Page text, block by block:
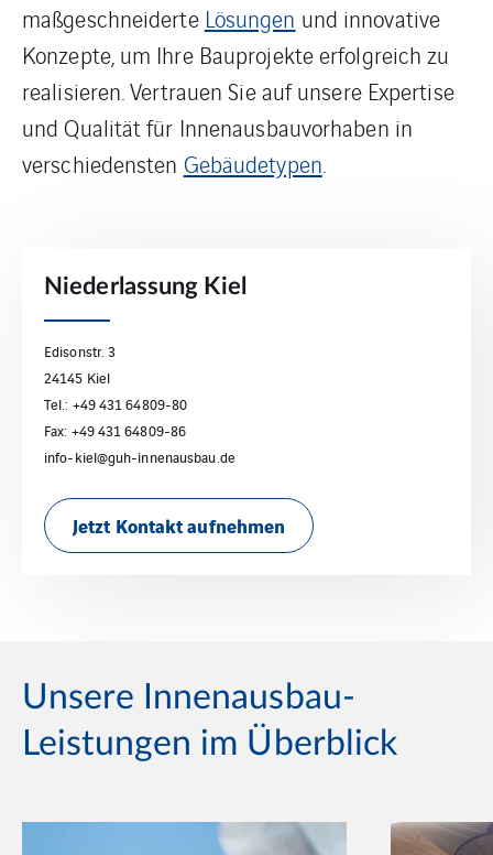
maßgeschneiderte Lösungen und innovative
Konzepte, um Ihre Bauprojekte erfolgreich zu
realisieren. Vertrauen Sie auf unsere Expertise
und Qualität für Innenausbauvorhaben in
verschiedensten Gebäudetypen
Niederlassung Kiel
Edisonstr. 3
24145 Kiel
Tel.: +49 431 64809-80
Fax: +49 431 64809-86
info-kiel@guh-innenausbau.de
Jetzt Kontakt aufnehmen
Unsere Innenausbau-
Leistungen im Überblick